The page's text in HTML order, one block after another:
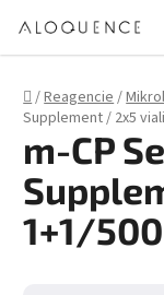
Domov
/Reagencie/
Supplement / 2x5
m-CP
1+1/